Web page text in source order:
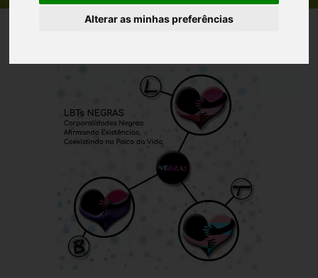
Alterar as minhas preferências